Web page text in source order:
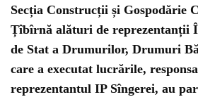
Secția Construcții și Gospodărie
Țîbîrnă alături de reprezentanții
de Stat a Drumurilor, Drumuri
care a executat lucrările,
reprezentantul IP Sîngerei, au